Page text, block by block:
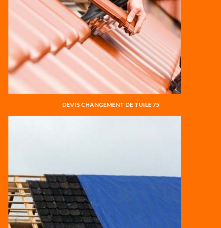
DEVIS CHANGEMENT DE TUILE 75